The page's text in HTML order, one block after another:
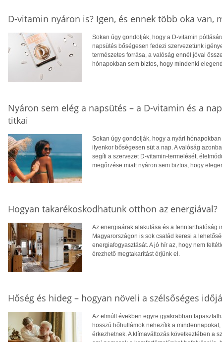
D-vitamin nyáron is? Igen, és ennek több oka van,
Sokan úgy gondolják, hogy a D-vitamin
napsütés bőségesen fedezi szervezetünk
természetes forrása, a valóság ennél jóval
hónapokban sem biztos, hogy mindenki
Nyáron sem elég a napsütés – a D-vitamin és a
titkai
Sokan úgy gondolják, hogy a nyári
ilyenkor bőségesen süt a nap. A valóság
segíti a szervezet D-vitamin-termelését,
megőrzése miatt nyáron sem biztos, hogy
Hogyan takarékoskodhatunk otthon az energiával?
Az energiaárak alakulása és a fenntarthatóság
Magyarországon is sok család keresi a
energiafogyasztását. A jó hír az, hogy nem
érezhető megtakarítást érjünk el.
Hőség és hideg – hogyan növeli a szélsőséges
Az elmúlt években egyre gyakrabban
hosszú hőhullámok nehezítik a
érkezhetnek. A klímaváltozás következtében a